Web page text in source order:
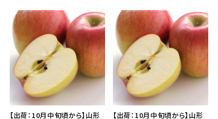
【出荷：10月中旬頃から】山形 【出荷：10月中旬頃から】山形